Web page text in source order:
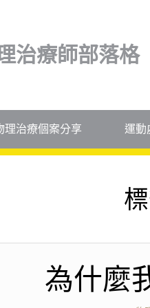
治療師部落格
理治療個案分享 運動
為什麼